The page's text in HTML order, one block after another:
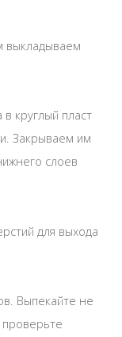
выкладываем
круглый пласт
Закрываем им
слоев
для выхода
Выпекайте не